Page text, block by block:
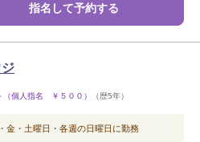
指名して予約する
（個人指名 ￥５００）
（歴5年）
金・土曜日・各週の日曜日に勤務